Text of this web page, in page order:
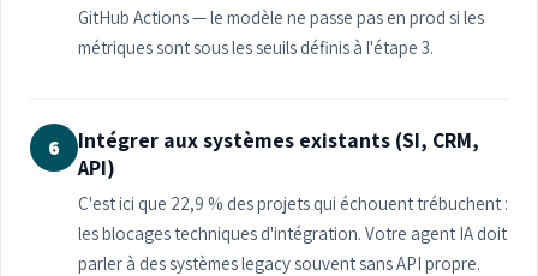
GitHub Actions — le modèle ne passe pas en prod si les
métriques sont sous les seuils définis à l'étape 3.
6
Intégrer aux systèmes existants (SI, CRM,
API)
C'est ici que 22,9 % des projets qui échouent trébuchent :
les blocages techniques d'intégration. Votre agent IA doit
parler à des systèmes legacy souvent sans API propre.